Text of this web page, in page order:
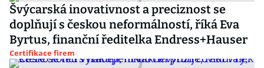
Švýcarská inovativnost a preciznost se
doplňují s českou neformálností, říká Eva
Byrtus, finanční ředitelka Endress+Hauser
Certifikace firem